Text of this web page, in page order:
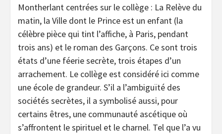
Montherlant centrées sur le collège : La Relève du
matin, la Ville dont le Prince est un enfant (la
célèbre pièce qui tint l’affiche, à Paris, pendant
trois ans) et le roman des Garçons. Ce sont trois
états d’une féerie secrète, trois étapes d’un
arrachement. Le collège est considéré ici comme
une école de grandeur. S’il a l’ambiguïté des
sociétés secrètes, il a symbolisé aussi, pour
certains êtres, une communauté ascétique où
s’affrontent le spirituel et le charnel. Tel que l’a vu